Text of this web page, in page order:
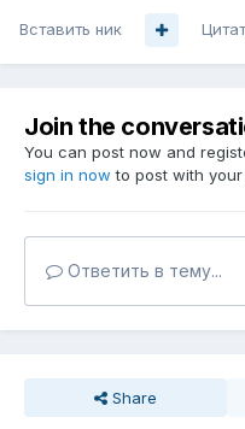
Вставить ник
Join the
You can post now and
sign in now to post with
Ответить в тему...
Share